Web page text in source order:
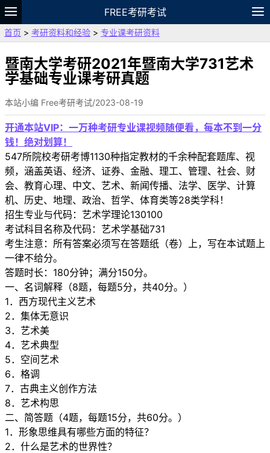
FREE考研考试
题库
故事 专题 APP
VIP
资料
首页 > 考研资料和经验 > 专业课考研资料
暨南大学考研2021年暨南大学731艺术
学基础专业课考研真题
本站小编 Free考研考试/2023-08-19
开通本站VIP：一万种考研专业课视频随便看，每本不到一分
钱！绝对划算！
547所院校考研考博1130种指定教材的千余种配套题库、视
频，涵盖英语、经济、证券、金融、理工、管理、社会、财
会、教育心理、中文、艺术、新闻传播、法学、医学、计算
机、历史、地理、政治、哲学、体育类等28类学科！
招生专业与代码：艺术学理论130100
考试科目名称及代码：艺术学基础731
考生注意：所有答案必须写在答题纸（卷）上，写在本试题上
一律不给分。
答题时长：180分钟；满分150分。
一、名词解释（8题，每题5分，共40分。）
1．西方现代主义艺术
2．集体无意识
3．艺术美
4．艺术典型
5．空间艺术
6．格调
7．古典主义创作方法
8．艺术构思
二、简答题（4题，每题15分，共60分。）
1．形象思维具有哪些方面的特征？
2．什么是艺术的世界性？